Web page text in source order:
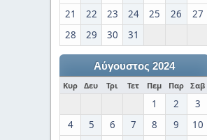
21
22 23 24 25 26
27
28
29 30 31
Αύγουστος 2024
Κυρ Δευ Τρι Τετ Πεμ Παρ Σαβ
1 2
3
4
5 6 7 8 9
10